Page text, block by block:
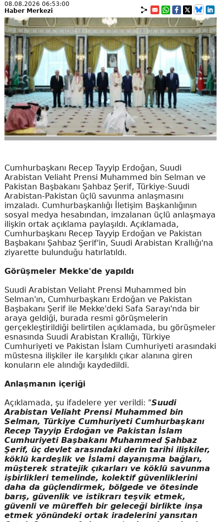
08.08.2026 06:53:00
Haber Merkezi
Cumhurbaşkanı Recep Tayyip Erdoğan, Suudi
Arabistan Veliaht Prensi Muhammed bin Selman ve
Pakistan Başbakanı Şahbaz Şerif, Türkiye-Suudi
Arabistan-Pakistan üçlü savunma anlaşmasını
imzaladı. Cumhurbaşkanlığı İletişim Başkanlığının
sosyal medya hesabından, imzalanan üçlü anlaşmaya
ilişkin ortak açıklama paylaşıldı. Açıklamada,
Cumhurbaşkanı Recep Tayyip Erdoğan ve Pakistan
Başbakanı Şahbaz Şerif'in, Suudi Arabistan Krallığı'na
ziyarette bulunduğu hatırlatıldı.
Görüşmeler Mekke'de yapıldı
Suudi Arabistan Veliaht Prensi Muhammed bin
Selman'ın, Cumhurbaşkanı Erdoğan ve Pakistan
Başbakanı Şerif ile Mekke'deki Safa Sarayı'nda bir
araya geldiği, burada resmi görüşmelerin
gerçekleştirildiği belirtilen açıklamada, bu görüşmeler
esnasında Suudi Arabistan Krallığı, Türkiye
Cumhuriyeti ve Pakistan İslam Cumhuriyeti arasındaki
müstesna ilişkiler ile karşılıklı çıkar alanına giren
konuların ele alındığı kaydedildi.
Anlaşmanın içeriği
Açıklamada, şu ifadelere yer verildi: "Suudi
Arabistan Veliaht Prensi Muhammed bin
Selman, Türkiye Cumhuriyeti Cumhurbaşkanı
Recep Tayyip Erdoğan ve Pakistan İslam
Cumhuriyeti Başbakanı Muhammed Şahbaz
Şerif, üç devlet arasındaki derin tarihi ilişkiler,
köklü kardeşlik ve İslami dayanışma bağları,
müşterek stratejik çıkarları ve köklü savunma
işbirlikleri temelinde, kolektif güvenliklerini
daha da güçlendirmek, bölgede ve ötesinde
barış, güvenlik ve istikrarı teşvik etmek,
güvenli ve müreffeh bir geleceği birlikte inşa
etmek yönündeki ortak iradelerini yansıtan